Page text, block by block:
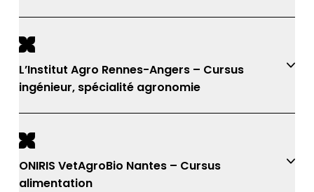
L’Institut Agro Rennes-Angers – Cursus
ingénieur, spécialité agronomie
ONIRIS VetAgroBio Nantes – Cursus
alimentation